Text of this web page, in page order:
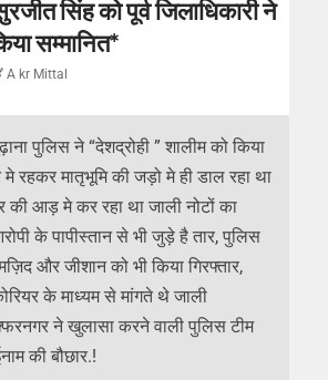
सिंह को पूर्व जिलाधिकारी ने
सम्मानित*
A kr Mittal
पुलिस ने “देशद्रोही ” शालीम को किया
मे रहकर मातृभूमि की जड़ो मे ही डाल रहा था
की आड़ मे कर रहा था जाली नोटों का
के पापीस्तान से भी जुड़े है तार, पुलिस
और जीशान को भी किया गिरफ्तार,
के माध्यम से मांगते थे जाली
ने खुलासा करने वाली पुलिस टीम
की बौछार.!